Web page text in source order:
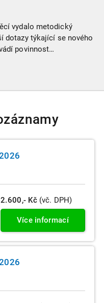
vydalo metodický
dotazy týkající se nového
povinnost
na stáří zaměstnancům
2.600,- Kč (vč. DPH)
Více informací